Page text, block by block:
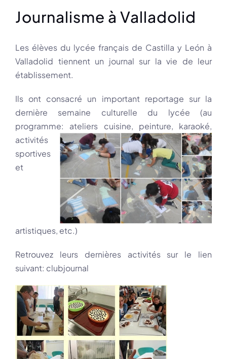
Journalisme à Valladolid
Les élèves du lycée français de Castilla y León à
Valladolid tiennent un journal sur la vie de leur
établissement.
Ils ont consacré un important reportage sur la
dernière semaine culturelle du lycée (au
programme: ateliers cuisine, peinture, karaoké,
activités
sportives
et
artistiques, etc.)
Retrouvez leurs dernières activités sur le lien
suivant: clubjournal